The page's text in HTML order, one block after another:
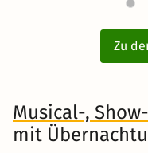
Zu
Musical-,
mit